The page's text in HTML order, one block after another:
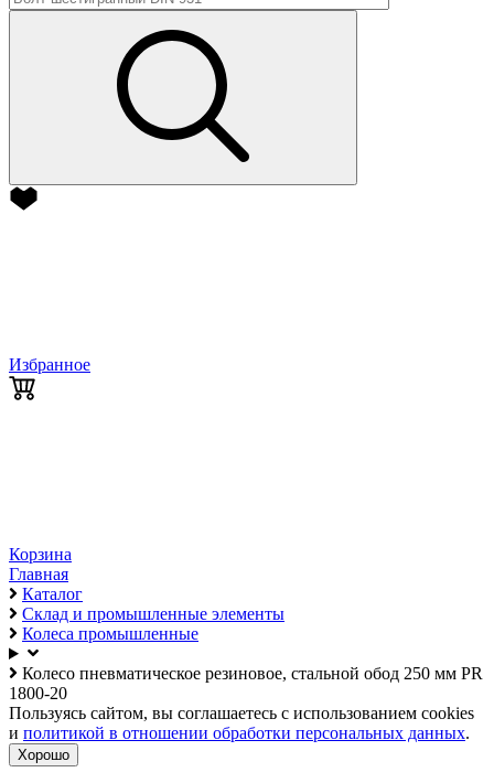
Избранное
Корзина
Главная
Каталог
Склад и промышленные элементы
Колеса промышленные
Колесо пневматическое резиновое, стальной обод 250 мм PR
1800-20
Пользуясь сайтом, вы соглашаетесь с использованием cookies
и политикой в отношении обработки персональных данных.
Хорошо